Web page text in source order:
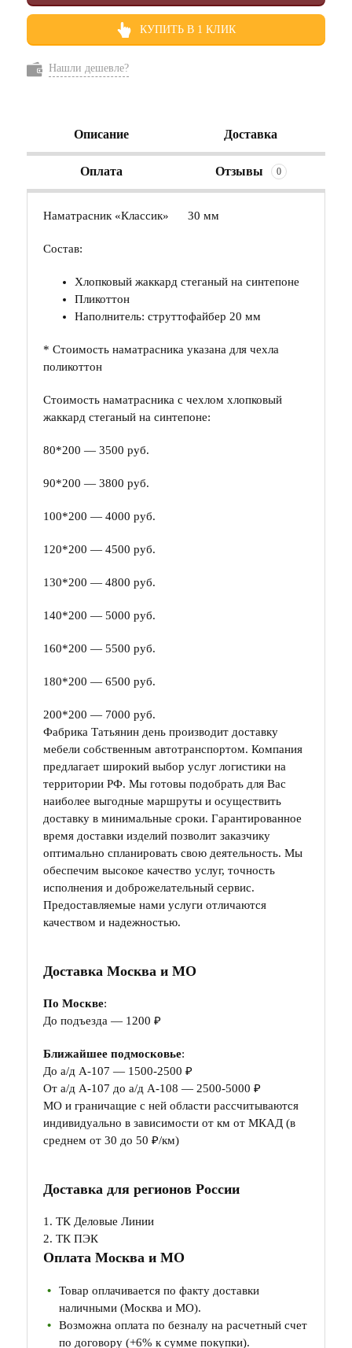
КУПИТЬ В 1 КЛИК
Нашли дешевле?
Описание Доставка
Оплата Отзывы 0
Наматрасник «Классик» 30 мм
Состав:
Хлопковый жаккард стеганый на синтепоне
Пликоттон
Наполнитель: струттофайбер 20 мм
* Стоимость наматрасника указана для чехла
поликоттон
Стоимость наматрасника с чехлом хлопковый
жаккард стеганый на синтепоне:
80*200 — 3500 руб.
90*200 — 3800 руб.
100*200 — 4000 руб.
120*200 — 4500 руб.
130*200 — 4800 руб.
140*200 — 5000 руб.
160*200 — 5500 руб.
180*200 — 6500 руб.
200*200 — 7000 руб.
Фабрика Татьянин день производит доставку
мебели собственным автотранспортом. Компания
предлагает широкий выбор услуг логистики на
территории РФ. Мы готовы подобрать для Вас
наиболее выгодные маршруты и осуществить
доставку в минимальные сроки. Гарантированное
время доставки изделий позволит заказчику
оптимально спланировать свою деятельность. Мы
обеспечим высокое качество услуг, точность
исполнения и доброжелательный сервис.
Предоставляемые нами услуги отличаются
качеством и надежностью.
Доставка Москва и МО
По Москве:
До подъезда — 1200 ₽
Ближайшее подмосковье:
До а/д А-107 — 1500-2500 ₽
От а/д А-107 до а/д А-108 — 2500-5000 ₽
МО и граничащие с ней области рассчитываются
индивидуально в зависимости от км от МКАД (в
среднем от 30 до 50 ₽/км)
Доставка для регионов России
1. ТК Деловые Линии
2. ТК ПЭК
Оплата Москва и МО
Товар оплачивается по факту доставки
наличными (Москва и МО).
Возможна оплата по безналу на расчетный счет
по договору (+6% к сумме покупки).